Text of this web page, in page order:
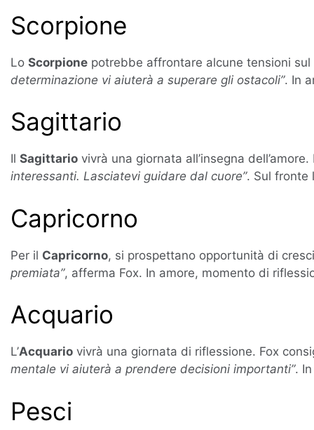
Scorpione
Lo Scorpione potrebbe affrontare alcune tensioni
determinazione vi aiuterà a superare gli ostacoli”. In
Sagittario
Il Sagittario vivrà una giornata all’insegna
interessanti. Lasciatevi guidare dal cuore”. Sul fronte
Capricorno
Per il Capricorno, si prospettano opportunità di
premiata”, afferma Fox. In amore, momento di
Acquario
L’Acquario vivrà una giornata di riflessione. Fox
mentale vi aiuterà a prendere decisioni importanti”.
Pesci